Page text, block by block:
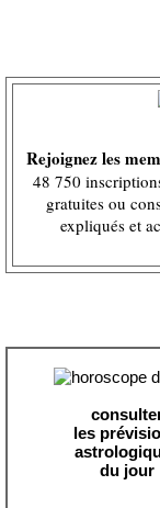
Rejoignez les
48 750
gratuites ou
expliqués et
les
du jour